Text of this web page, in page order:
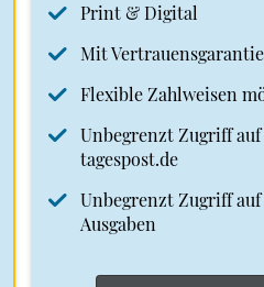
Print & Digital
Mit Vertrauensgarantie
Flexible Zahlweisen
Unbegrenzt Zugriff
tagespost.de
Unbegrenzt Zugriff auf
Ausgaben